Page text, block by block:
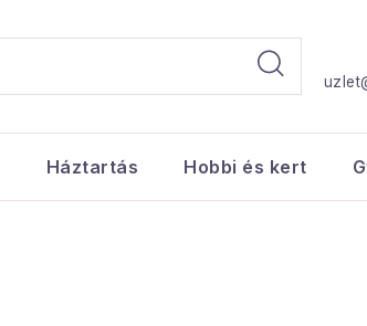
Háztartás Hobbi és kert